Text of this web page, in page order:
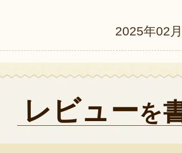
2025年02
レビューを